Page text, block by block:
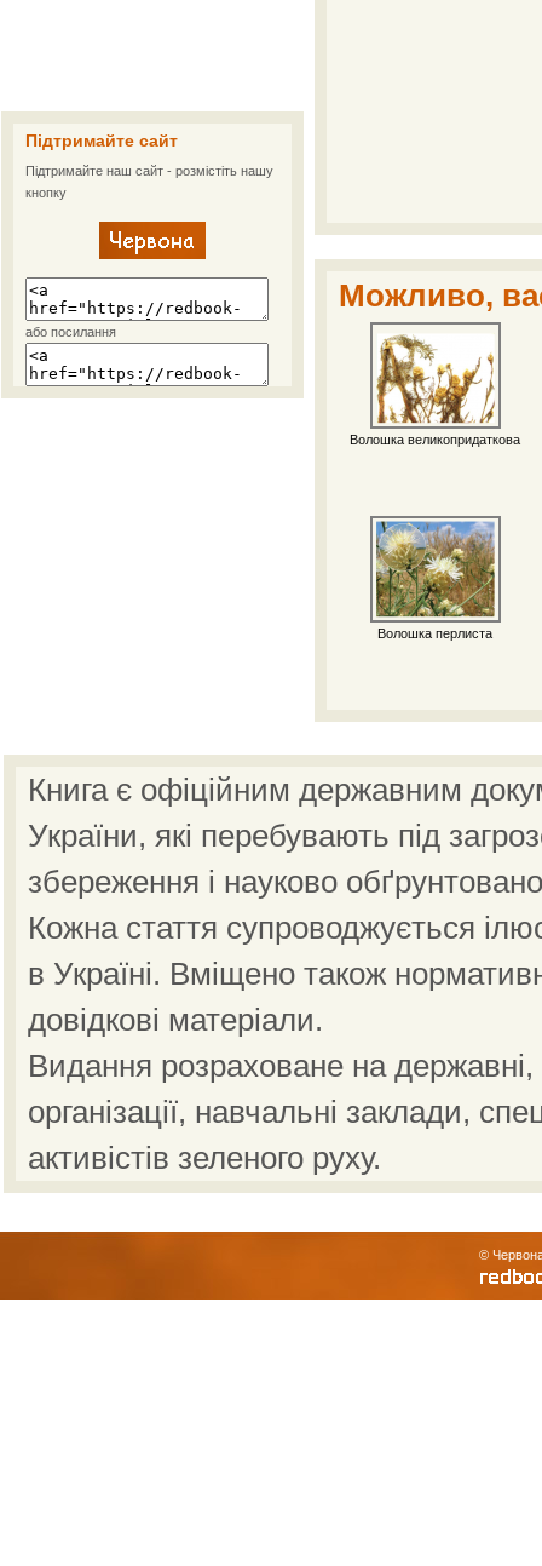
Підтримайте сайт
Підтримайте наш сайт - розмістіть нашу
кнопку
або посилання
Можливо,
Волошка великопридаткова
Волошка перлиста
Книга є офіційним державним
України, які перебувають під
збереження і науково
Кожна стаття супроводжується
в Україні. Вміщено також
довідкові матеріали.
Видання розраховане на державні,
організації, навчальні заклади,
активістів зеленого руху.
©